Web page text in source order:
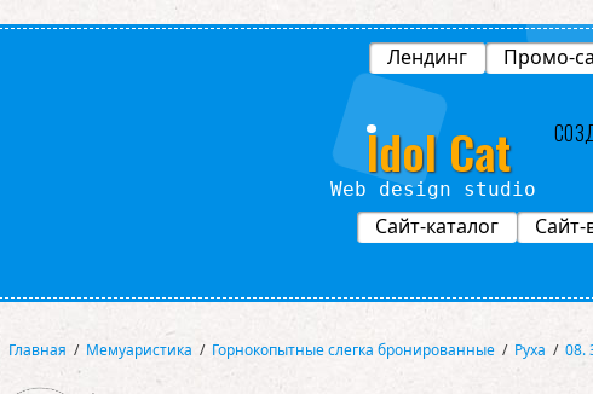
Лендинг Промо-
Idol Cat
Студ
Сайт-каталог Сайт-
Главная / Мемуаристика / Горнокопытные слегка бронированные / Руха / 08.